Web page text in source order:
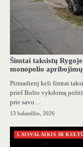
Šimtai taksistų
monopolio apribojimų
Pirmadienį keli šimtai
prieš Bolto vykdomą
prie savo…
13 balandžio, 2026
LAISVALAIKIS IR